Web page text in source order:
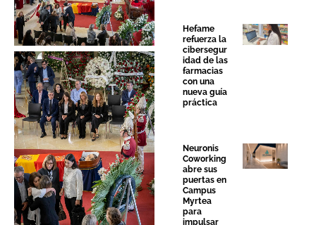
Sin leyenda
Hefame
refuerza la
cibersegur
idad de las
farmacias
con una
nueva guía
práctica
Neuronis
Coworking
abre sus
puertas en
Campus
Myrtea
para
impulsar